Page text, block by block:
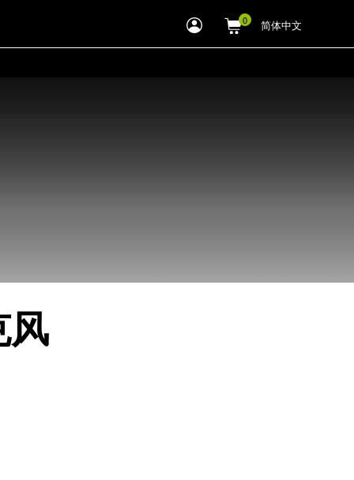
myLEWITT
Account
简体中文